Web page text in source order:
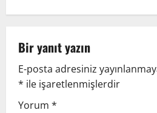
Bir yanıt yazın
E-posta adresiniz
* ile işaretlenmişlerdir
Yorum *